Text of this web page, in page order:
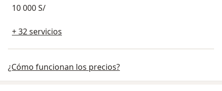
10 000 S/
+ 32 servicios
¿Cómo funcionan los precios?